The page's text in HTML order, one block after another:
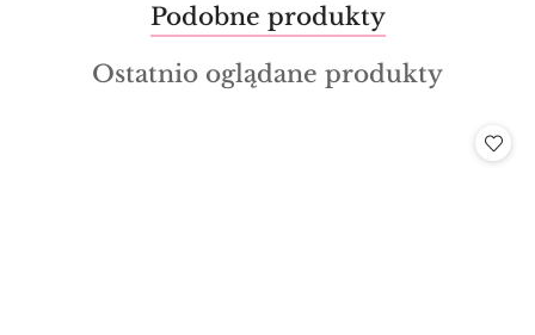
Pomiń karuzelę produktów
Produkty
o
statusie:
Podobne produkty
Produkty
Ostatnio oglądane produkty